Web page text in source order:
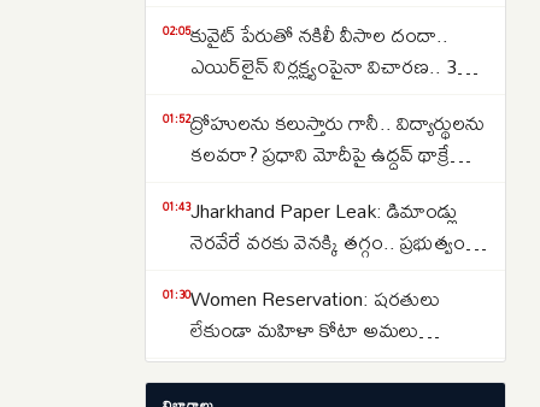
కాంగ్రెస్‌కు
ఎదురుదెబ్బ..
02:05కువైట్ పేరుతో నకిలీ వీసాల దందా..
ఎయిర్‌లైన్ నిర్లక్ష్యంపైనా విచారణ.. 39
01:52ద్రోహులను కలుస్తారు గానీ.. విద్యార్థులను
కలవరా? ప్రధాని మోదీపై ఉద్ధవ్ థాక్రే
01:43Jharkhand Paper Leak: డిమాండ్లు
నెరవేరే వరకు వెనక్కి తగ్గం.. ప్రభుత్వంతో
01:30Women Reservation: షరతులు
లేకుండా మహిళా కోటా అమలు
చేయాలి.. రాహుల్ గాంధీ డిమాండ్
01:13Strait of Hormuz: హోర్ముజ్ జలసంధిని